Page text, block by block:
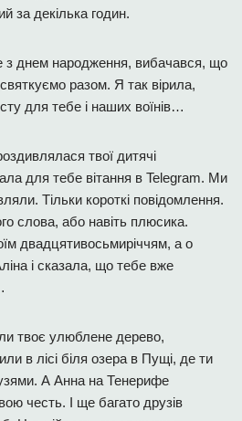
за декілька годин.
з днем народження, вибачався, що
разом. Я так вірила,
для тебе і наших воїнів…
твої дитячі
для тебе вітання в Telegram. Ми
Тільки короткі повідомлення.
слова, або навіть плюсика.
двадцятивосьмиріччям, а о
і сказала, що тебе вже
твоє улюблене дерево,
в лісі біля озера в Пущі, де ти
А Анна на Тенерифе
честь. І ще багато друзів